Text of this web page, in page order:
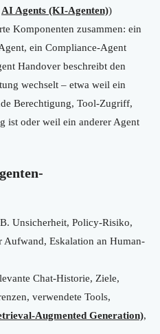
AI Agents (KI-Agenten))
Komponenten zusammen: ein
ein Compliance-Agent
Handover beschreibt den
wechselt – etwa weil ein
Berechtigung, Tool-Zugriff,
ist oder weil ein anderer Agent
Unsicherheit, Policy-Risiko,
Aufwand, Eskalation an Human-
Chat-Historie, Ziele,
verwendete Tools,
Augmented Generation),